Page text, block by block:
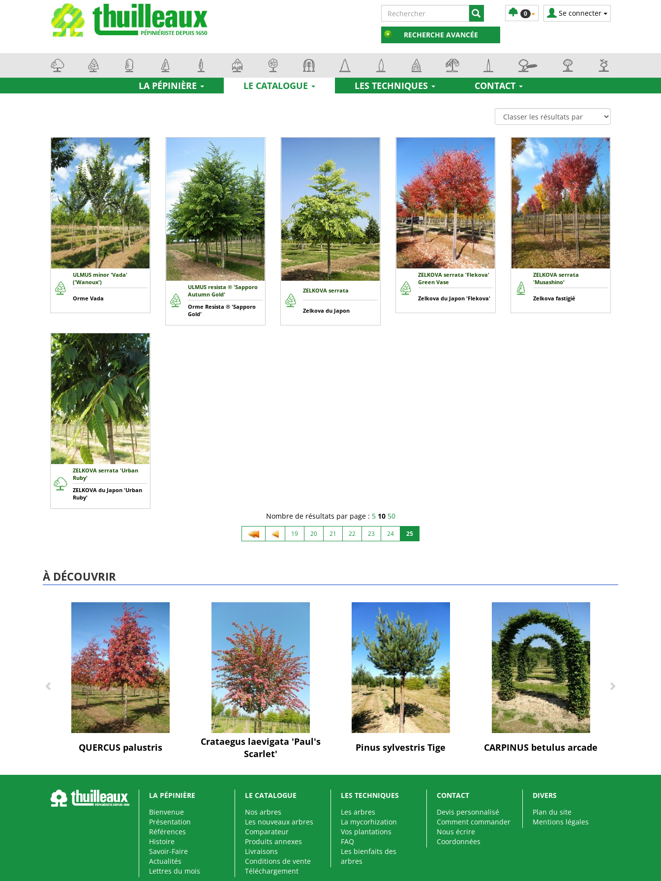
Se connecter
0
RECHERCHE AVANCÉE
LA PÉPINIÈRE LE CATALOGUE LES TECHNIQUES CONTACT
ULMUS minor 'Vada'
('Wanoux')
Orme Vada
ULMUS resista ® 'Sapporo
Autumn Gold'
Orme Resista ® 'Sapporo
Gold'
ZELKOVA serrata
Zelkova du Japon
ZELKOVA serrata 'Flekova'
Green Vase
Zelkova du Japon 'Flekova'
ZELKOVA serrata
'Musashino'
Zelkova fastigié
ZELKOVA serrata 'Urban
Ruby'
ZELKOVA du Japon 'Urban
Ruby'
Nombre de résultats par page : 5 10 50
19 20 21 22 23 24 25
À DÉCOUVRIR
QUERCUS palustris
Crataegus laevigata 'Paul's
Scarlet'
Pinus sylvestris Tige CARPINUS betulus arcade
LA PÉPINIÈRE
Bienvenue
Présentation
Références
Histoire
Savoir-Faire
Actualités
Lettres du mois
LE CATALOGUE
Nos arbres
Les nouveaux arbres
Comparateur
Produits annexes
Livraisons
Conditions de vente
Téléchargement
LES TECHNIQUES
Les arbres
La mycorhization
Vos plantations
FAQ
Les bienfaits des
arbres
CONTACT
Devis personnalisé
Comment commander
Nous écrire
Coordonnées
DIVERS
Plan du site
Mentions légales